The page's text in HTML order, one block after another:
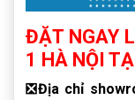
ĐẶT NGAY
1 HÀ NỘI
❎Địa chỉ